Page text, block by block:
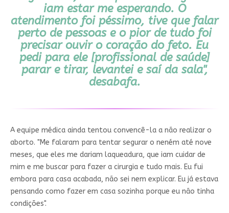
iam estar me esperando. O
atendimento foi péssimo, tive que falar
perto de pessoas e o pior de tudo foi
precisar ouvir o coração do feto. Eu
pedi para ele [profissional de saúde]
parar e tirar, levantei e saí da sala",
desabafa.
A equipe médica ainda tentou convencê-la a não realizar o
aborto. "Me falaram para tentar segurar o neném até nove
meses, que eles me dariam laqueadura, que iam cuidar de
mim e me buscar para fazer a cirurgia e tudo mais. Eu fui
embora para casa acabada, não sei nem explicar. Eu já estava
pensando como fazer em casa sozinha porque eu não tinha
condições".